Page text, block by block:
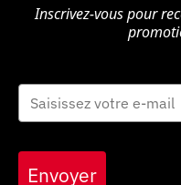
Inscrivez-vous pour
Envoyer